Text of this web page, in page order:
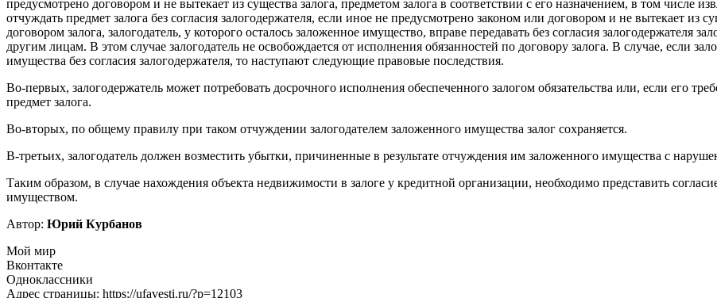
предусмотрено договором и не вытекает из существа залога, предметом залога в соответствии с его назначением, в том числе
отчуждать предмет залога без согласия залогодержателя, если иное не предусмотрено законом или договором и не вытекает из
договором залога, залогодатель, у которого осталось заложенное имущество, вправе передавать без согласия залогодержателя
другим лицам. В этом случае залогодатель не освобождается от исполнения обязанностей по договору залога. В случае, если
имущества без согласия залогодержателя, то наступают следующие правовые последствия.
Во-первых, залогодержатель может потребовать досрочного исполнения обеспеченного залогом обязательства или, если его
предмет залога.
Во-вторых, по общему правилу при таком отчуждении залогодателем заложенного имущества залог сохраняется.
В-третьих, залогодатель должен возместить убытки, причиненные в результате отчуждения им заложенного имущества с
Таким образом, в случае нахождения объекта недвижимости в залоге у кредитной организации, необходимо представить
имуществом.
Автор: Юрий Курбанов
Мой мир
Вконтакте
Одноклассники
Адрес страницы: https://ufavesti.ru/?p=12103